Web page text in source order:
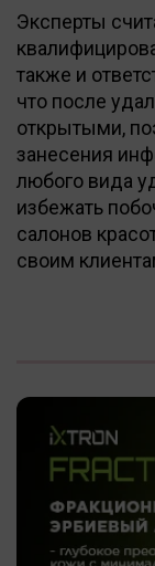
Эксперты
также и
что после
открытыми,
занесения
любого вида
избежать
салонов
своим